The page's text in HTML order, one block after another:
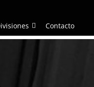
Contacto